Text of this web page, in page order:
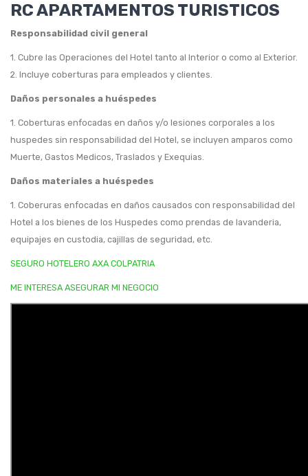
Seguro incendio y terremoto SEGUROS BOLIVAR
AXA COLPATRIA
Seguro incendio y terremoto AXA COLPATRIA
Seguro Tranquilidad PYME Seguros Bolivar
COPROPIEDADES
ACCIDENTES ESCOLARES
RC APARTAMENTOS TURISTICOS
Responsabilidad civil general
1. Cubre las Operaciones del Hotel tanto al Interior o como al Exterior.
2. Incluye coberturas para empleados y clientes.
Daños personales a huéspedes
1. Coberturas enfocadas en daños y/o lesiones corporales a los
huspedes sin responsabilidad del Hotel, se incluyen amparos como
Muerte, Gastos Medicos, Traslados y Exequias.
Daños materiales a huéspedes
1. Coberuras enfocadas en daños causados con responsabilidad del
Hotel a los bienes de los Huspedes como prendas de lavanderia,
equipajes en custodia, cajillas de seguridad, etc.
SEGURO HOTELERO AXA COLPATRIA
ME INTERESA ASEGURAR MI NEGOCIO